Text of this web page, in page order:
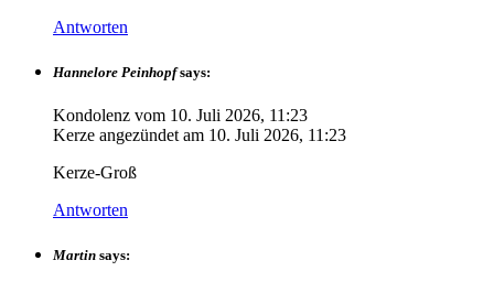
Antworten
Hannelore Peinhopf says:
Kondolenz vom 10. Juli 2026, 11:23
Kerze angezündet am 10. Juli 2026, 11:23
Kerze-Groß
Antworten
Martin says: